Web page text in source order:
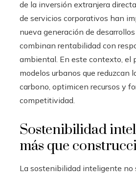
de la inversión extranjera
de servicios corporativos han
nueva generación de
combinan rentabilidad con
ambiental. En este contexto, el
modelos urbanos que reduzcan
carbono, optimicen recursos y
competitividad.
Sostenibilidad
más que
La sostenibilidad inteligente no